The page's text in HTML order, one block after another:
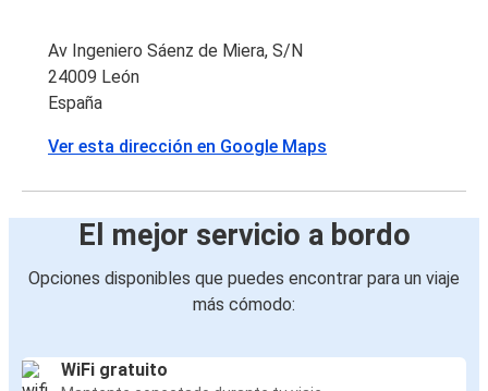
Av Ingeniero Sáenz de Miera, S/N
24009 León
España
Ver esta dirección en Google Maps
El mejor servicio a bordo
Opciones disponibles que puedes encontrar para un viaje
más cómodo:
WiFi gratuito